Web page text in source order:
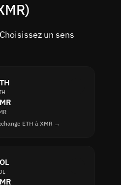
un sens
ETH à XMR →